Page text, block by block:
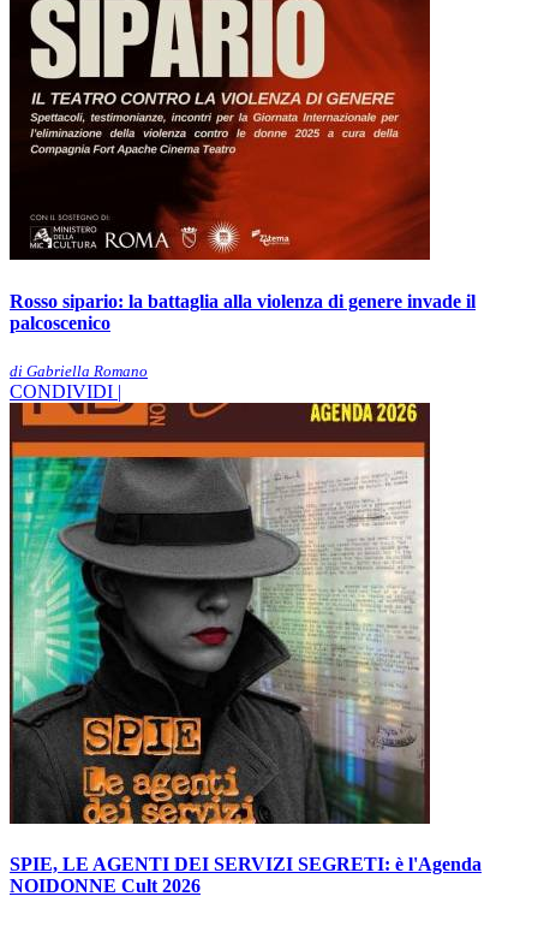
Rosso sipario: la battaglia alla violenza di genere invade il
palcoscenico
di Gabriella Romano
CONDIVIDI |
SPIE, LE AGENTI DEI SERVIZI SEGRETI: è l'Agenda
NOIDONNE Cult 2026